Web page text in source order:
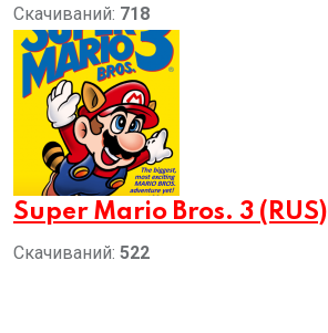
Скачиваний: 718
Super Mario Bros. 3 (RUS)
Скачиваний: 522